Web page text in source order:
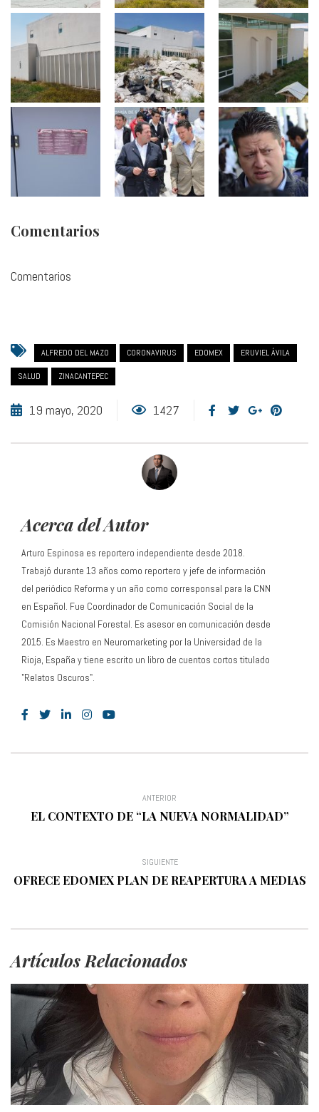
Comentarios
Comentarios
ALFREDO DEL MAZO CORONAVIRUS EDOMEX ERUVIEL ÁVILA
SALUD ZINACANTEPEC
19 mayo, 2020 1427
Acerca del Autor
Arturo Espinosa es reportero independiente desde 2018.
Trabajó durante 13 años como reportero y jefe de información
del periódico Reforma y un año como corresponsal para la CNN
en Español. Fue Coordinador de Comunicación Social de la
Comisión Nacional Forestal. Es asesor en comunicación desde
2015. Es Maestro en Neuromarketing por la Universidad de la
Rioja, España y tiene escrito un libro de cuentos cortos titulado
"Relatos Oscuros".
ANTERIOR
EL CONTEXTO DE “LA NUEVA NORMALIDAD”
SIGUIENTE
OFRECE EDOMEX PLAN DE REAPERTURA A MEDIAS
Artículos Relacionados